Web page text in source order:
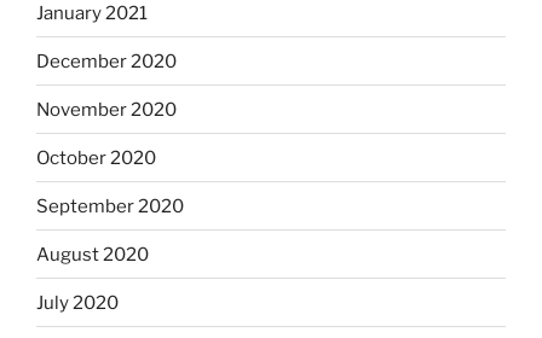
January 2021
December 2020
November 2020
October 2020
September 2020
August 2020
July 2020